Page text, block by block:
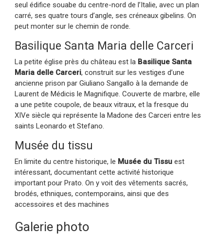
seul édifice souabe du centre-nord de l’Italie, avec un plan
carré, ses quatre tours d’angle, ses créneaux gibelins. On
peut monter sur le chemin de ronde.
Basilique Santa Maria delle Carceri
La petite église près du château est la Basilique Santa
Maria delle Carceri, construit sur les vestiges d’une
ancienne prison par Giuliano Sangallo à la demande de
Laurent de Médicis le Magnifique. Couverte de marbre, elle
a une petite coupole, de beaux vitraux, et la fresque du
XIVe siècle qui représente la Madone des Carceri entre les
saints Leonardo et Stefano.
Musée du tissu
En limite du centre historique, le Musée du Tissu est
intéressant, documentant cette activité historique
important pour Prato. On y voit des vêtements sacrés,
brodés, ethniques, contemporains, ainsi que des
accessoires et des machines
Galerie photo